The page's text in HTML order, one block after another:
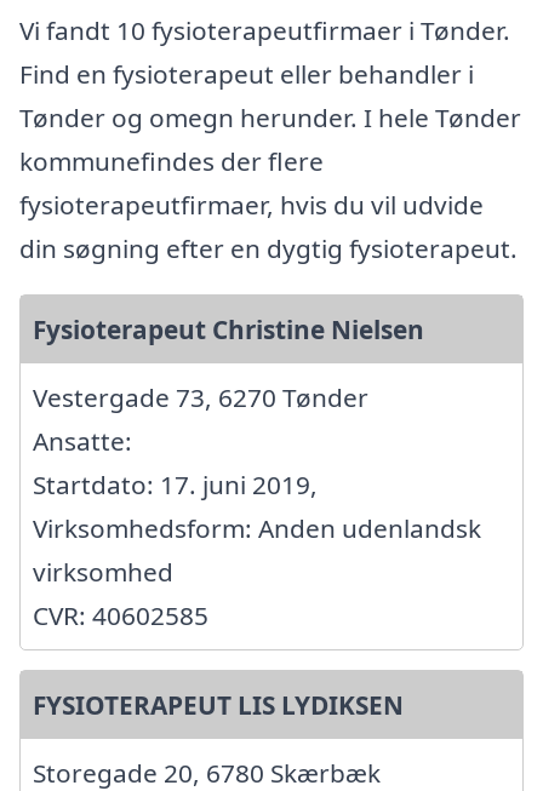
Vi fandt 10 fysioterapeutfirmaer i Tønder.
Find en fysioterapeut eller behandler i
Tønder og omegn herunder. I hele Tønder
kommunefindes der flere
fysioterapeutfirmaer, hvis du vil udvide
din søgning efter en dygtig fysioterapeut.
Fysioterapeut Christine Nielsen
Vestergade 73, 6270 Tønder
Ansatte:
Startdato: 17. juni 2019,
Virksomhedsform: Anden udenlandsk
virksomhed
CVR: 40602585
FYSIOTERAPEUT LIS LYDIKSEN
Storegade 20, 6780 Skærbæk